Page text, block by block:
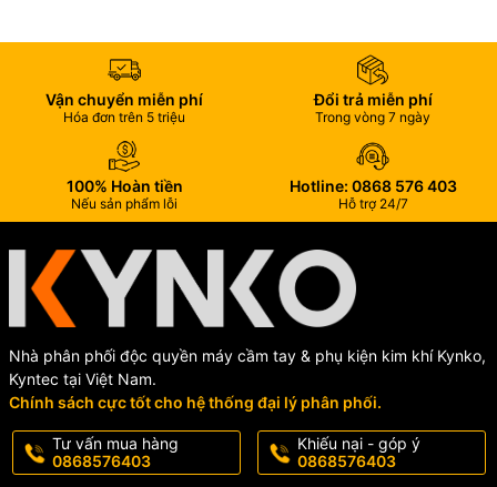
Vận chuyển miễn phí
Hóa đơn trên 5 triệu
Đổi trả miễn phí
Trong vòng 7 ngày
100% Hoàn tiền
Nếu sản phẩm lỗi
Hotline: 0868 576 403
Hỗ trợ 24/7
Nhà phân phối độc quyền máy cầm tay & phụ kiện kim khí Kynko,
Kyntec tại Việt Nam.
Chính sách cực tốt cho hệ thống đại lý phân phối.
Tư vấn mua hàng
0868576403
Khiếu nại - góp ý
0868576403